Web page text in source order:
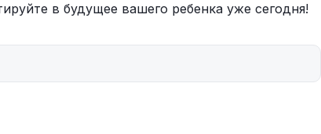
в будущее вашего ребенка уже сегодня!